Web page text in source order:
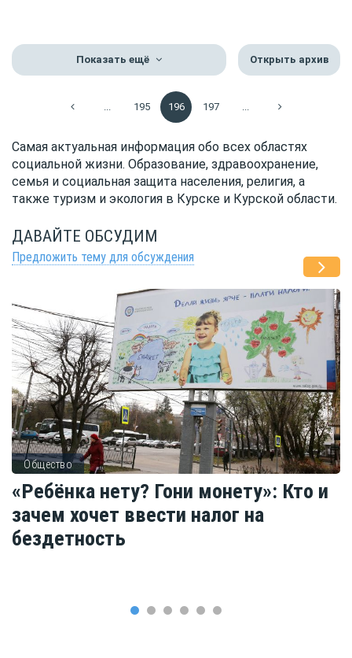
Показать ещё Открыть архив
195 196 197
Самая актуальная информация обо всех областях
социальной жизни. Образование, здравоохранение,
семья и социальная защита населения, религия, а
также туризм и экология в Курске и Курской области.
ДАВАЙТЕ ОБСУДИМ
Предложить тему для обсуждения
Общество
«Ребёнка нету? Гони монету»: Кто и
зачем хочет ввести налог на
бездетность